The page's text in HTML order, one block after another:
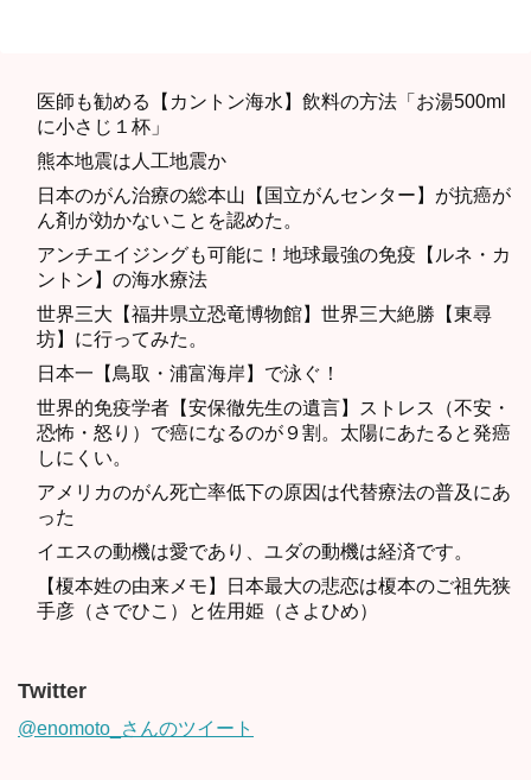
医師も勧める【カントン海水】飲料の方法「お湯500ml
に小さじ１杯」
熊本地震は人工地震か
日本のがん治療の総本山【国立がんセンター】が抗癌が
ん剤が効かないことを認めた。
アンチエイジングも可能に！地球最強の免疫【ルネ・カ
ントン】の海水療法
世界三大【福井県立恐竜博物館】世界三大絶勝【東尋
坊】に行ってみた。
日本一【鳥取・浦富海岸】で泳ぐ！
世界的免疫学者【安保徹先生の遺言】ストレス（不安・
恐怖・怒り）で癌になるのが９割。太陽にあたると発癌
しにくい。
アメリカのがん死亡率低下の原因は代替療法の普及にあ
った
イエスの動機は愛であり、ユダの動機は経済です。
【榎本姓の由来メモ】日本最大の悲恋は榎本のご祖先狭
手彦（さでひこ）と佐用姫（さよひめ）
Twitter
@enomoto_さんのツイート